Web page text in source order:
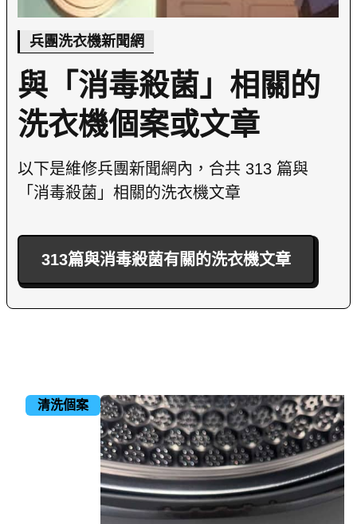
兵團洗衣機新聞網
與「消毒殺菌」相關的
洗衣機個案或文章
以下是維修兵團新聞網內，合共 313 篇與
「消毒殺菌」相關的洗衣機文章
313篇與消毒殺菌有關的洗衣機文章
清洗個案